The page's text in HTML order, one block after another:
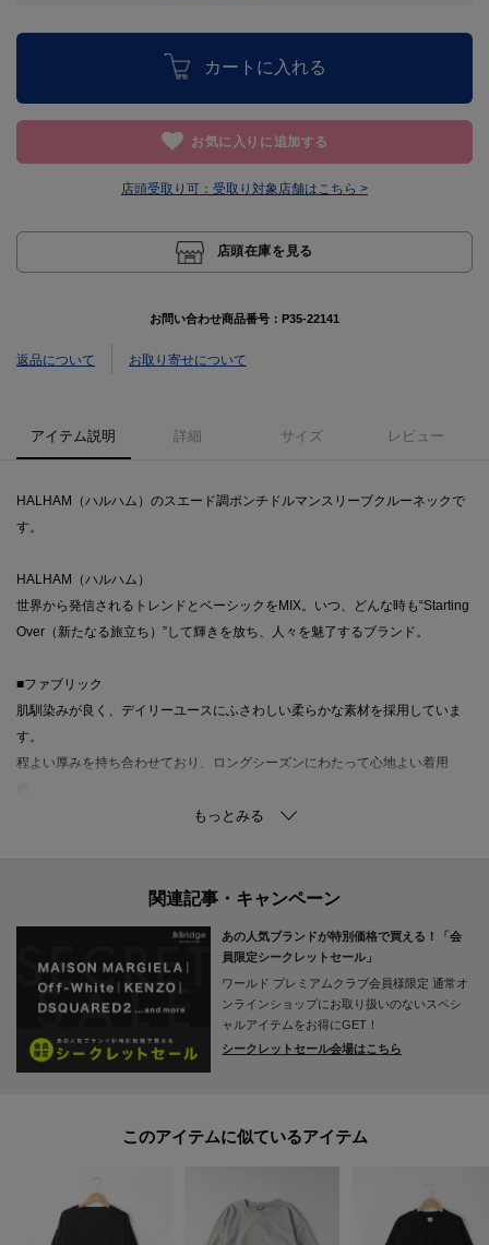
カートに入れる
お気に入りに追加する
店頭受取り可： 受取り対象店舗はこちら >
店頭在庫を見る
お問い合わせ商品番号： P35-22141
返品について お取り寄せについて
アイテム説明 詳細 サイズ レビュー
HALHAM（ハルハム）のスエード調ポンチドルマンスリーブクルーネックで
す。
HALHAM（ハルハム）
世界から発信されるトレンドとベーシックをMIX。いつ、どんな時も“Starting
Over（新たなる旅立ち）”して輝きを放ち、人々を魅了するブランド。
■ファブリック
肌馴染みが良く、デイリーユースにふさわしい柔らかな素材を採用していま
す。
程よい厚みを持ち合わせており、ロングシーズンにわたって心地よい着用
アクティブな動きにも対応するしなやかさが、ストレスフリーな日常をサポ
フロントにあしらわれたヴィンテージライクなプリントが、大人の遊び心を
くすぐるアクセント。
コントラストの効いた配色で、カジュアルな中に洗練された印象を与える仕
上がりです。
センタープレスの入ったきれいめなパンツと合わせることで、モダンなミッ
休日のお出かけやドライブシーンはもちろん、リラックスしたいひとときに
あの人気ブランドが特別価格で買える！「会
員限定シークレットセール」
ワールド プレミアムクラブ会員様限定 通常オ
ンラインショップにお取り扱いのないスペシ
ャルアイテムをお得にGET！
シークレットセール会場はこちら
このアイテムに似ているアイテム